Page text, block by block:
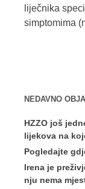
liječnika
simptomima
NEDAVNO
HZZO još
lijekova na
Pogledajte
Irena je
nju nema